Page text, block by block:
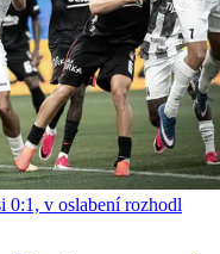
0:1, v oslabení rozhodl